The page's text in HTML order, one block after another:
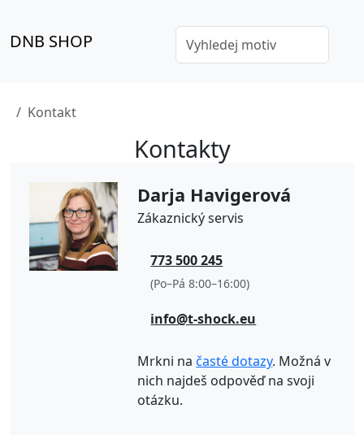
DNB SHOP
Kontakt
Kontakty
Darja Havigerová
Zákaznický servis
773 500 245
(Po–Pá 8:00–16:00)
info@t-shock.eu
Mrkni načasté dotazy. Možná v
nich najdeš odpověď na svoji
otázku.